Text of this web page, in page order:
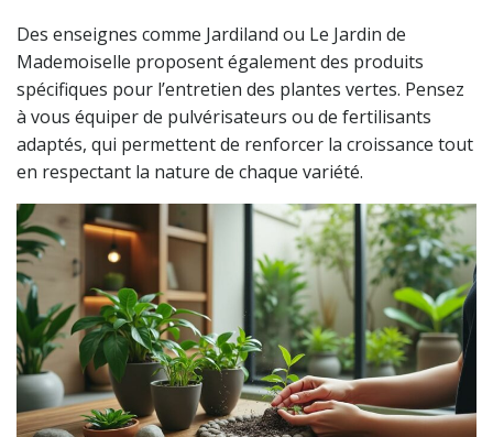
Des enseignes comme Jardiland ou Le Jardin de
Mademoiselle proposent également des produits
spécifiques pour l’entretien des plantes vertes. Pensez
à vous équiper de pulvérisateurs ou de fertilisants
adaptés, qui permettent de renforcer la croissance tout
en respectant la nature de chaque variété.